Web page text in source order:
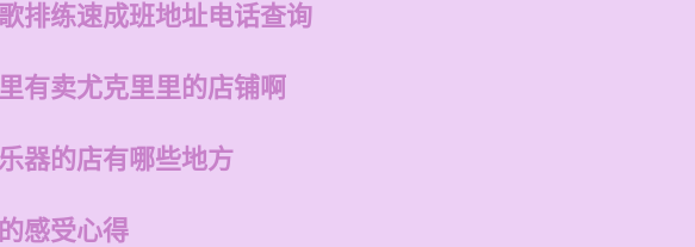
排练速成班地址电话查询
有卖尤克里里的店铺啊
器的店有哪些地方
感受心得